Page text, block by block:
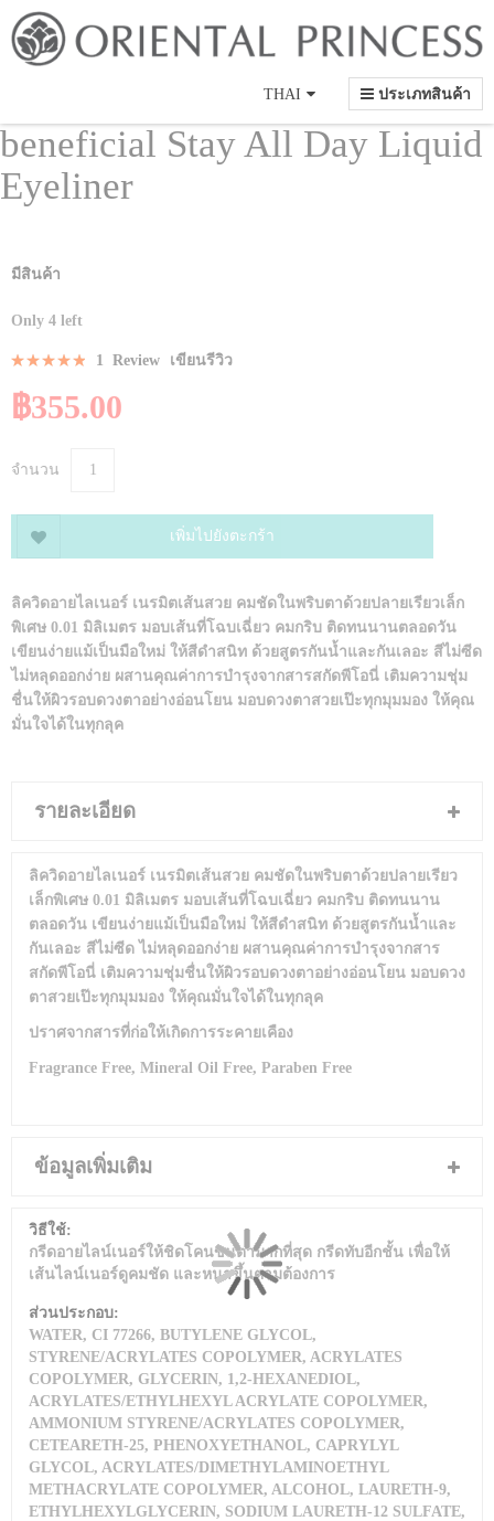
ประเภทสินค้า
THAI
beneficial Stay All Day Liquid
Eyeliner
มีสินค้า
Only 4 left
Rating:
1 Review เขียนรีวิว
฿355.00
จำนวน
เพิ่มไปยังตะกร้า
ลิควิดอายไลเนอร์ เนรมิตเส้นสวย คมชัดในพริบตาด้วยปลายเรียวเล็ก
พิเศษ 0.01 มิลิเมตร มอบเส้นที่โฉบเฉี่ยว คมกริบ ติดทนนานตลอดวัน
เขียนง่ายแม้เป็นมือใหม่ ให้สีดำสนิท ด้วยสูตรกันน้ำและกันเลอะ สีไม่ซีด
ไม่หลุดออกง่าย ผสานคุณค่าการบำรุงจากสารสกัดพีโอนี่ เติมความชุ่ม
ชื่นให้ผิวรอบดวงตาอย่างอ่อนโยน มอบดวงตาสวยเป๊ะทุกมุมมอง ให้คุณ
มั่นใจได้ในทุกลุค
Skip
the
of
the
images
Skip
the
of
the
images
รายละเอียด
ลิควิดอายไลเนอร์ เนรมิตเส้นสวย คมชัดในพริบตาด้วยปลายเรียว
เล็กพิเศษ 0.01 มิลิเมตร มอบเส้นที่โฉบเฉี่ยว คมกริบ ติดทนนาน
ตลอดวัน เขียนง่ายแม้เป็นมือใหม่ ให้สีดำสนิท ด้วยสูตรกันน้ำและ
กันเลอะ สีไม่ซีด ไม่หลุดออกง่าย ผสานคุณค่าการบำรุงจากสาร
สกัดพีโอนี่ เติมความชุ่มชื่นให้ผิวรอบดวงตาอย่างอ่อนโยน มอบดวง
ตาสวยเป๊ะทุกมุมมอง ให้คุณมั่นใจได้ในทุกลุค
ปราศจากสารที่ก่อให้เกิดการระคายเคือง
Fragrance Free, Mineral Oil Free, Paraben Free
ข้อมูลเพิ่มเติม
ข้อมูล
เพิ่ม
เติม
กรีดอายไลน์เนอร์ให้ชิดโคนขนตามากที่สุด กรีดทับอีกชั้น เพื่อให้
เส้นไลน์เนอร์ดูคมชัด และหนาขึ้นตามต้องการ
WATER, CI 77266, BUTYLENE GLYCOL,
STYRENE/ACRYLATES COPOLYMER, ACRYLATES
COPOLYMER, GLYCERIN, 1,2-HEXANEDIOL,
ACRYLATES/ETHYLHEXYL ACRYLATE COPOLYMER,
AMMONIUM STYRENE/ACRYLATES COPOLYMER,
CETEARETH-25, PHENOXYETHANOL, CAPRYLYL
GLYCOL, ACRYLATES/DIMETHYLAMINOETHYL
METHACRYLATE COPOLYMER, ALCOHOL, LAURETH-9,
ETHYLHEXYLGLYCERIN, SODIUM LAURETH-12 SULFATE,